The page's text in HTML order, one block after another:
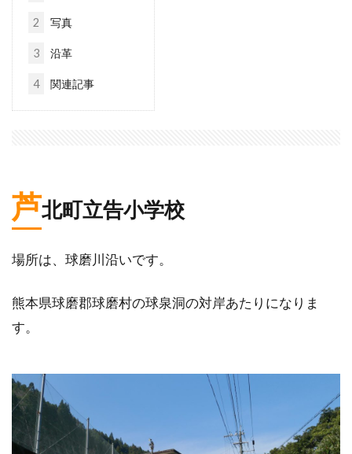
2 写真
3 沿革
4 関連記事
芦北町立告小学校
場所は、球磨川沿いです。
熊本県球磨郡球磨村の球泉洞の対岸あたりになりま
す。